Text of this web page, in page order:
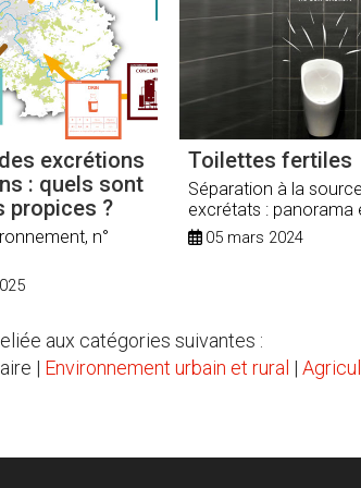
excrétions
: quels sont
propices ?
n°
Toilettes fertiles
Séparation à la
excrétats : panorama
d'expériences
05 mars 2024
aux catégories suivantes :
| Environnement urbain et rural |